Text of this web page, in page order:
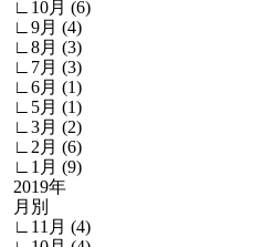
∟10月 (6)
∟9月 (4)
∟8月 (3)
∟7月 (3)
∟6月 (1)
∟5月 (1)
∟3月 (2)
∟2月 (6)
∟1月 (9)
2019年
月別
∟11月 (4)